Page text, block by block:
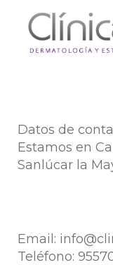
Datos de
Estamos en
Sanlúcar la
Email:
Teléfono: